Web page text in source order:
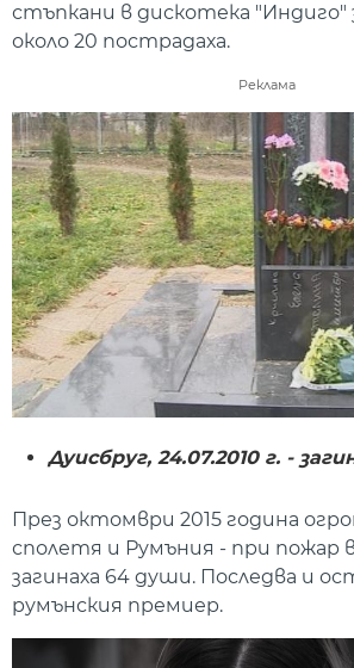
стъпкани в дискотека "Индиго"
около 20 пострадаха.
Реклама
Дуисбруг, 24.07.2010 г. -
През октомври 2015 година
сполетя и Румъния - при пожар
загинаха 64 души. Последва и
румънския премиер.